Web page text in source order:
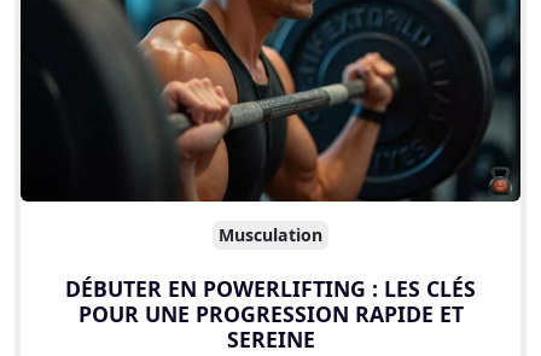
Musculation
DÉBUTER EN POWERLIFTING : LES CLÉS
POUR UNE PROGRESSION RAPIDE ET
SEREINE